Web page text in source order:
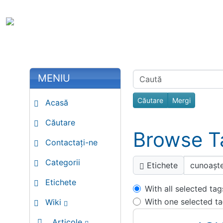
Related
Find
Browse
Etichete
With all selected
With one selected
More content and
MENIU
Acasă
Căutare
Contactați-ne
Categorii
Etichete
Wiki